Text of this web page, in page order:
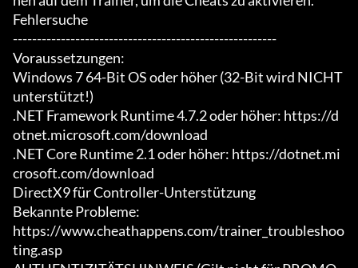
Fehlersuche
-------------------------------------------------------
Voraussetzungen:
Windows 7 64-Bit OS oder höher (32-Bit wird NICHT
unterstützt!)
.NET Framework Runtime 4.7.2 oder höher: https://d
otnet.microsoft.com/download
.NET Core Runtime 2.1 oder höher: https://dotnet.mi
crosoft.com/download
DirectX9 für Controller-Unterstützung
Bekannte Probleme:
https://www.cheathappens.com/trainer_troubleshoo
ting.asp